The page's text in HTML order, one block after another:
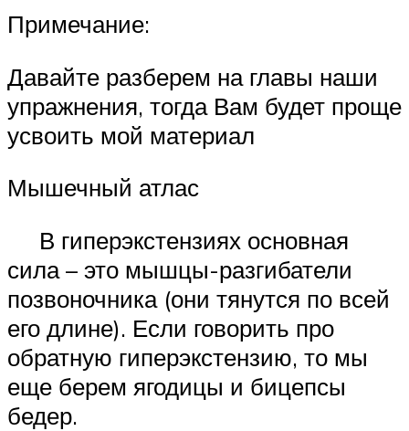
Примечание:
Давайте разберем на главы наши
упражнения, тогда Вам будет проще
усвоить мой материал
Мышечный атлас
В гиперэкстензиях основная
сила – это мышцы-разгибатели
позвоночника (они тянутся по всей
его длине). Если говорить про
обратную гиперэкстензию, то мы
еще берем ягодицы и бицепсы
бедер.